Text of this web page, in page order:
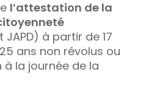
l’attestation de la
à partir de 17
ans non révolus ou
la journée de la